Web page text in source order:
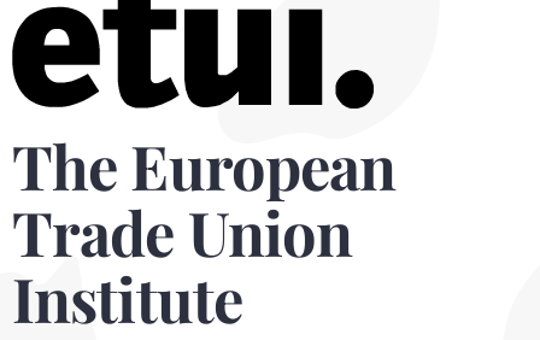
The European
Trade Union
Institute